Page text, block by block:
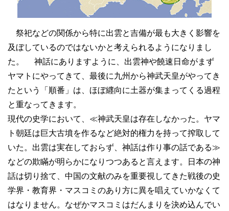
祭祀などの関係から特に出雲と吉備が最も大きく影響を
及ぼしているのではないかと考えられるようになりまし
た。 神話にありますように、出雲神や饒速日命がまず
ヤマトにやってきて、最後に九州から神武天皇がやってき
たという「順番」は、ほぼ纒向に土器が集まってくる過程
と重なってきます。
現代の史学において、≪神武天皇は存在しなかった。ヤマ
ト朝廷は巨大古墳を作るなど絶対的権力を持って搾取して
いた。出雲は実在しておらず、神話は作り事の話である≫
などの欺瞞が明らかになりつつあると言えます。日本の神
話は切り捨て、中国の文献のみを重要視してきた戦後の史
学界・教育界・マスコミのあり方に異を唱えていかなくて
はなりません。なぜかマスコミはだんまりを決め込んでい